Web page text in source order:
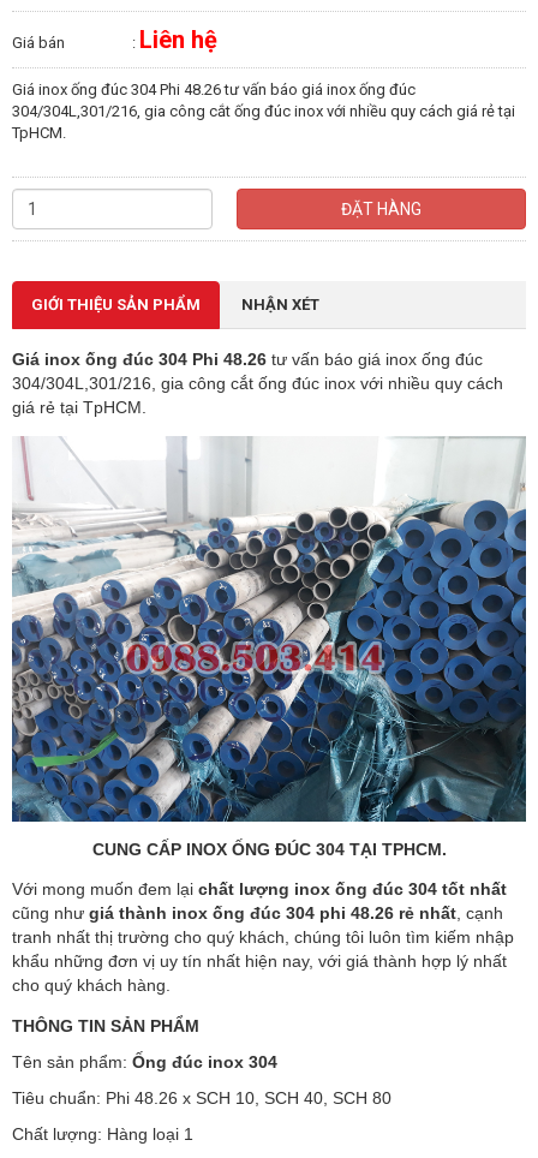
Giá bán : Liên hệ
Giá inox ống đúc 304 Phi 48.26 tư vấn báo giá inox ống đúc
304/304L,301/216, gia công cắt ống đúc inox với nhiều quy cách giá rẻ tại
TpHCM.
ĐẶT HÀNG
GIỚI THIỆU SẢN PHẨM NHẬN XÉT
Giá inox ống đúc 304 Phi 48.26 tư vấn báo giá inox ống đúc
304/304L,301/216, gia công cắt ống đúc inox với nhiều quy cách
giá rẻ tại TpHCM.
CUNG CẤP INOX ỐNG ĐÚC 304 TẠI TPHCM.
Với mong muốn đem lại chất lượng inox ống đúc 304 tốt nhất
cũng như giá thành inox ống đúc 304 phi 48.26 rẻ nhất, cạnh
tranh nhất thị trường cho quý khách, chúng tôi luôn tìm kiếm nhập
khẩu những đơn vị uy tín nhất hiện nay, với giá thành hợp lý nhất
cho quý khách hàng.
THÔNG TIN SẢN PHẨM
Tên sản phẩm: Ống đúc inox 304
Tiêu chuẩn: Phi 48.26 x SCH 10, SCH 40, SCH 80
Chất lượng: Hàng loại 1